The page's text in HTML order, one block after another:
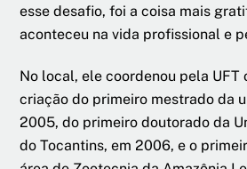
esse desafio, foi a coisa mais
aconteceu na vida profissional e
No local, ele coordenou pela UFT
criação do primeiro mestrado da
2005, do primeiro doutorado da
do Tocantins, em 2006, e o